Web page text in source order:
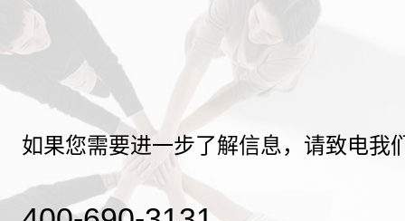
如果您需要进一步了解信息，请致电我